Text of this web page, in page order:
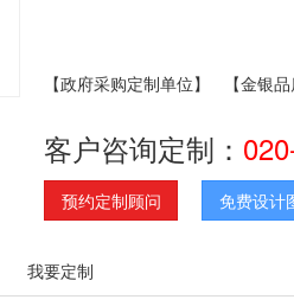
【政府采购定制单位】 【金银
客户咨询定制：
预约定制顾问 免费设计
我要定制